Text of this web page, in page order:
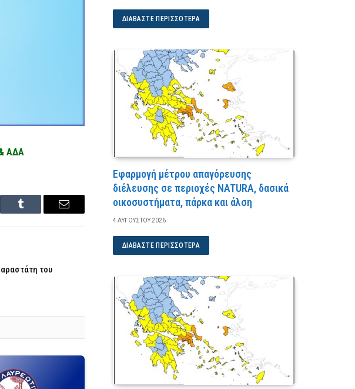
ΑΔΑ
Tumblr Email
του
ΔΙΑΒΆΣΤΕ ΠΕΡΙΣΣΌΤΕΡΑ
Εφαρμογή μέτρου απαγόρευσης
διέλευσης σε περιοχές NATURA, δασικά
οικοσυστήματα, πάρκα και άλση
4 ΑΥΓΟΎΣΤΟΥ 2026
ΔΙΑΒΆΣΤΕ ΠΕΡΙΣΣΌΤΕΡΑ